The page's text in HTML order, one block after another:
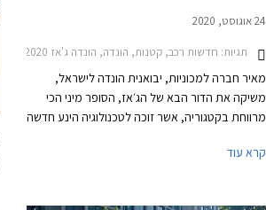
24 אוגוסט, 2020
תגיות: חדשות רכב, קטנות, הונדה, הונדה ג'אז 2015-2020מחירון רכב
מאיר חברה למכוניות, יבואנית הונדה לישראל,
משיקה את הדור הבא של הג׳אז, הסופר מיני הכי
מרווחת בקטגוריה, אשר זוכה לטכנולוגיה הינע חדשה
קרא עוד